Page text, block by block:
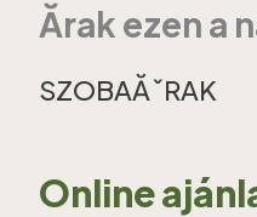
Ărak ezen
SZOBAĂˇRAK
Online